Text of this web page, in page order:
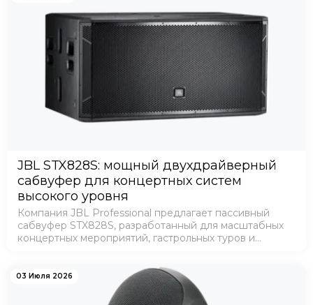
JBL STX828S: мощный двухдрайверный
сабвуфер для концертных систем
высокого уровня
Компания JBL Professional предлагает пассивный
сабвуфер STX828S, разработанный для масштабных
концертных мероприятий, гастрольных туров и
03 Июля 2026